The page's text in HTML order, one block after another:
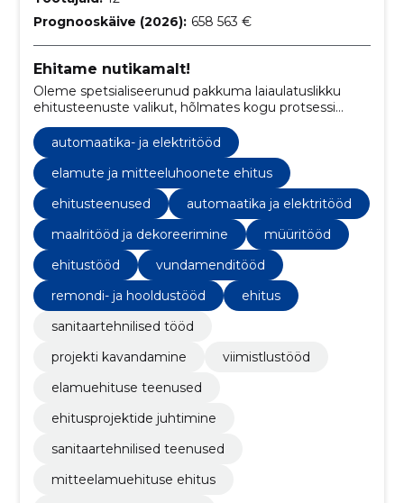
Prognooskäive (2026): 658 563 €
Ehitame nutikamalt!
Oleme spetsialiseerunud pakkuma laiaulatuslikku
ehitusteenuste valikut, hõlmates kogu protsessi
automaatika- ja elektritööd
elamute ja mitteeluhoonete ehitus
ehitusteenused
automaatika ja elektritööd
maalritööd ja dekoreerimine
müüritööd
ehitustööd
vundamenditööd
remondi- ja hooldustööd
ehitus
sanitaartehnilised tööd
projekti kavandamine
viimistlustööd
elamuehituse teenused
ehitusprojektide juhtimine
sanitaartehnilised teenused
mitteelamuehituse ehitus